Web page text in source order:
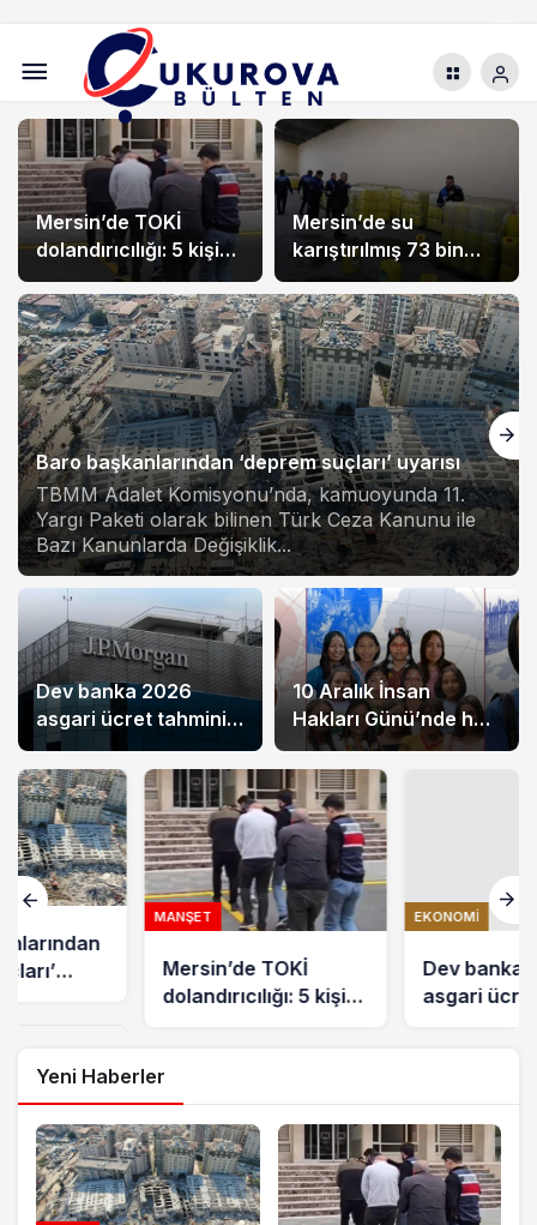
Baro başkanlarından ‘deprem suçları’ uyarısı
TBMM Adalet Komisyonu’nda, kamuoyunda 11.
Yargı Paketi olarak bilinen Türk Ceza Kanunu ile
Bazı Kanunlarda Değişiklik...
Mersin’de TOKİ
dolandırıcılığı: 5 kişi
tutuklandı
Dev banka 2026
asgari ücret tahminini
açıkladı
Mersin’de su
karıştırılmış 73 bin
litre sıvı yağ ele
geçirildi
10 Aralık İnsan
Hakları Günü’nde hak
savunucuları için
destek çağrısı
Mersin’de TOKİ
dolandırıcılığı: 5 kişi
EKONOMI
Dev banka 2026
asgari ücret
Yeni Haberler